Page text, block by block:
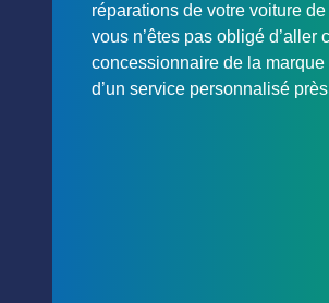
réparations de votre voiture
vous n’êtes pas obligé d’aller
concessionnaire de la marque
d’un service personnalisé près